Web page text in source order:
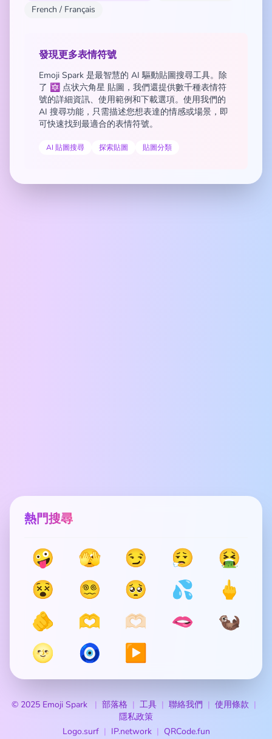
French / Français
發現更多表情符號
Emoji Spark 是最智慧的 AI 驅動貼圖搜尋工具。除
了 🔯 点状六角星 貼圖，我們還提供數千種表情符
號的詳細資訊、使用範例和下載選項。使用我們的
AI 搜尋功能，只需描述您想表達的情感或場景，即
可快速找到最適合的表情符號。
AI 貼圖搜尋 探索貼圖 貼圖分類
熱門搜尋
🤪 🫣 😏 😮‍💨
🤮
😵
😵‍💫 🥺 💦
🖕
🫵
🫶 🫶🏻 🫦
🦦
🌝
🧿 ▶️
© 2025 Emoji Spark 部落格 工具 聯絡我們
使用條款
隱私政策
Logo.surf
IP.network QRCode.fun